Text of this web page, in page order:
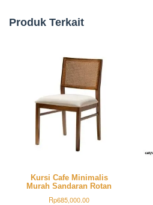
Produk Terkait
Kursi Cafe Minimalis
Murah Sandaran Rotan
Rp685,000.00